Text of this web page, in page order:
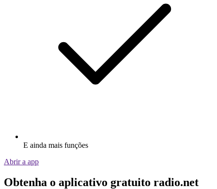
E ainda mais funções
Abrir a app
Obtenha o aplicativo gratuito radio.net